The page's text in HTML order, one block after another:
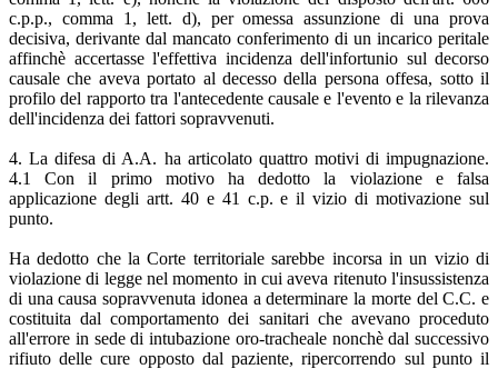
c.p.p., comma 1, lett. d), per omessa assunzione di una prova
decisiva, derivante dal mancato conferimento di un incarico peritale
affinchè accertasse l'effettiva incidenza dell'infortunio sul decorso
causale che aveva portato al decesso della persona offesa, sotto il
profilo del rapporto tra l'antecedente causale e l'evento e la rilevanza
dell'incidenza dei fattori sopravvenuti.
4. La difesa di A.A. ha articolato quattro motivi di impugnazione.
4.1 Con il primo motivo ha dedotto la violazione e falsa
applicazione degli artt. 40 e 41 c.p. e il vizio di motivazione sul
punto.
Ha dedotto che la Corte territoriale sarebbe incorsa in un vizio di
violazione di legge nel momento in cui aveva ritenuto l'insussistenza
di una causa sopravvenuta idonea a determinare la morte del C.C. e
costituita dal comportamento dei sanitari che avevano proceduto
all'errore in sede di intubazione oro-tracheale nonchè dal successivo
rifiuto delle cure opposto dal paziente, ripercorrendo sul punto il